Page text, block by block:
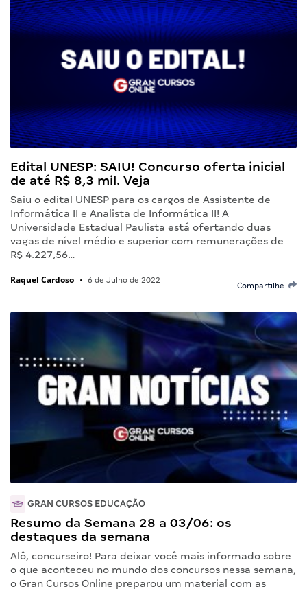
Edital UNESP: SAIU! Concurso oferta inicial
de até R$ 8,3 mil. Veja
Saiu o edital UNESP para os cargos de Assistente de
Informática II e Analista de Informática II! A
Universidade Estadual Paulista está ofertando duas
vagas de nível médio e superior com remunerações de
R$ 4.227,56…
Raquel Cardoso • 6 de Julho de 2022
Compartilhe
GRAN CURSOS EDUCAÇÃO
Resumo da Semana 28 a 03/06: os
destaques da semana
Alô, concurseiro! Para deixar você mais informado sobre
o que aconteceu no mundo dos concursos nessa semana,
o Gran Cursos Online preparou um material com as